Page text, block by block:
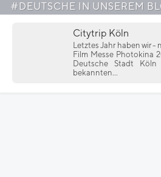
#DEUTSCHE IN UNSEREM
Citytrip Köln
Letztes Jahr haben wir -
Film Messe Photokina
Deutsche Stadt
bekannten...